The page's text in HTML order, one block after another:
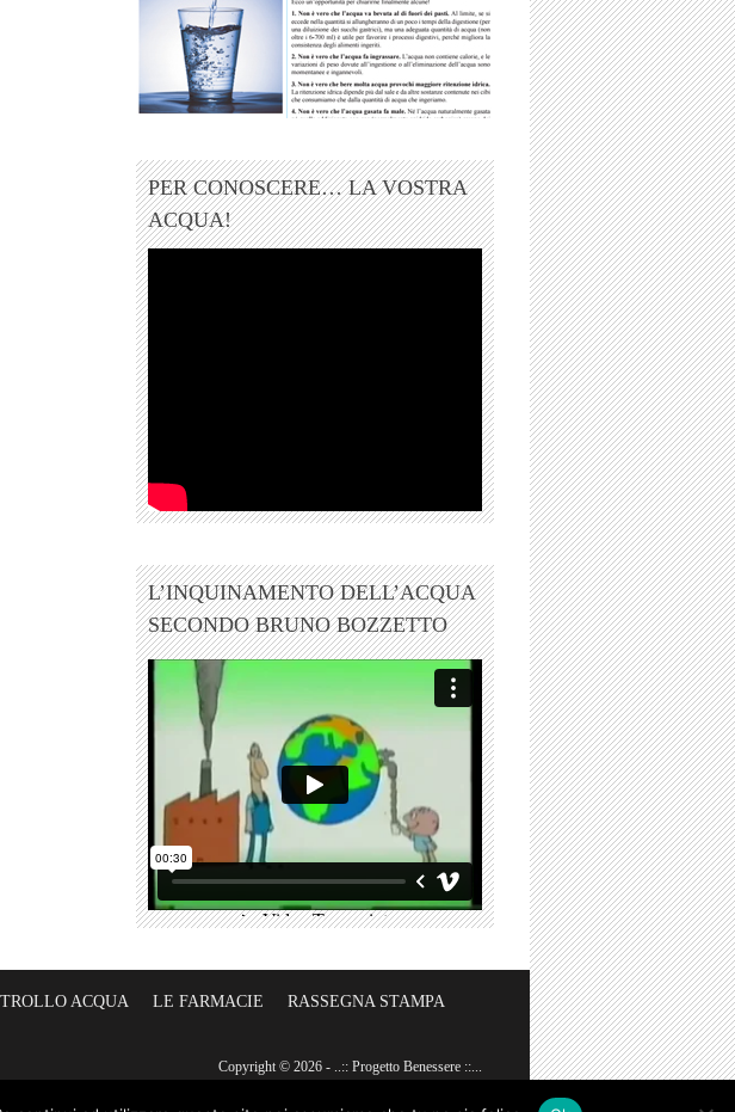
PER CONOSCERE… LA VOSTRA
ACQUA!
L’INQUINAMENTO DELL’ACQUA
SECONDO BRUNO BOZZETTO
ACQUA LE FARMACIE
RASSEGNA STAMPA
Copyright © 2026 - ..:: Progetto Benessere ::...